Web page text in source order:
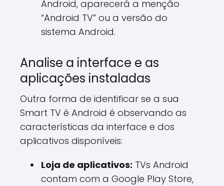
Android, aparecerá a menção
“Android TV” ou a versão do
sistema Android.
Analise a interface e as
aplicações instaladas
Outra forma de identificar se a sua
Smart TV é Android é observando as
características da interface e dos
aplicativos disponíveis:
Loja de aplicativos: TVs Android
contam com a Google Play Store,